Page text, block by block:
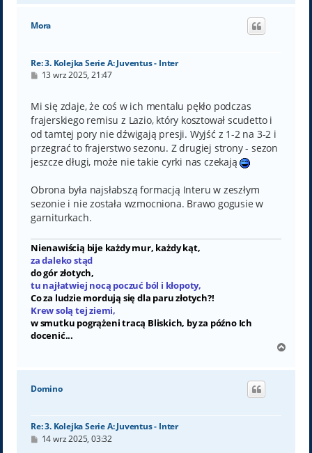
g
Mora
Re: 3. Kolejka Serie A: Juventus - Inter
P
t
13 wrz 2025, 21:47
Mi się zdaje, że coś w ich mentalu pękło podczas
frajerskiego remisu z Lazio, który kosztował scudetto i
od tamtej pory nie dźwigają presji. Wyjść z 1-2 na 3-2 i
przegrać to frajerstwo sezonu. Z drugiej strony - sezon
jeszcze długi, może nie takie cyrki nas czekają
Obrona była najsłabszą formacją Interu w zeszłym
sezonie i nie została wzmocniona. Brawo gogusie w
garniturkach.
Nienawiścią bije każdy mur, każdy kąt,
za daleko stąd
do gór złotych,
tu najłatwiej nocą poczuć ból i kłopoty,
Co za ludzie mordują się dla paru złotych?!
Krew solą tej ziemi,
w smutku pogrążeni tracą Bliskich, by za późno Ich
docenić...
g
Domino
Re: 3. Kolejka Serie A: Juventus - Inter
P14 wrz 2025, 03:32